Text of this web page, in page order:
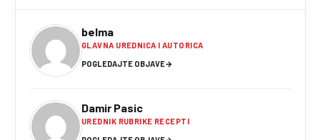
belma
GLAVNA UREDNICA I AUTORICA
POGLEDAJTE OBJAVE→
Damir Pasic
UREDNIK RUBRIKE RECEPTI